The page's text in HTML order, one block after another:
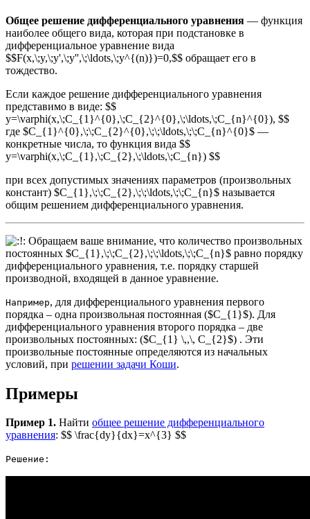
Общее решение дифференциального уравнения — функция
наиболее общего вида, которая при подстановке в
дифференциальное уравнение вида
$$F(x,\;y,\;y',\;y'',\;\ldots,\;y^{(n)})=0,$$ обращает его в
тождество.
Если каждое решение дифференциального уравнения
представимо в виде: $$
y=\varphi(x,\;C_{1}^{0},\;C_{2}^{0},\;\ldots,\;C_{n}^{0}), $$
где $C_{1}^{0},\;\;C_{2}^{0},\;\;\ldots,\;\;C_{n}^{0}$ —
конкретные числа, то функция вида $$
y=\varphi(x,\;C_{1},\;C_{2},\;\ldots,\;C_{n}) $$
при всех допустимых значениях параметров (произвольных
констант) $C_{1},\;\;C_{2},\;\;\ldots,\;\;C_{n}$ называется
общим решением дифференциального уравнения.
Обращаем ваше внимание, что количество произвольных
постоянных $C_{1},\;\;C_{2},\;\;\ldots,\;\;C_{n}$ равно порядку
дифференциального уравнения, т.е. порядку старшей
производной, входящей в данное уравнение.
Например, для дифференциального уравнения первого
порядка – одна произвольная постоянная ($C_{1}$). Для
дифференциального уравнения второго порядка – две
произвольных постоянных: ($C_{1} \,,\, C_{2}$) . Эти
произвольные постоянные определяются из начальных
условий, при решении задачи Коши.
Примеры
Пример 1. Найти общее решение дифференциального
уравнения: $$ \frac{dy}{dx}=x^{3} $$
Решение: